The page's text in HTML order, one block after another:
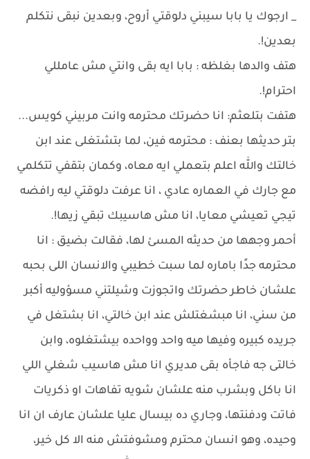
_ ارجوك يا بابا سيبني دلوقتي أروح، وبعدين نبقى نتكلم
بعدين!.
هتف والدها بغلظه : بابا ايه بقى وانتي مش عامللي
احترام!.
هتفت بتلعثم: انا حضرتك محترمه وانت مربيني كويس...
بتر حديثها بعنف : محترمه فين، لما بتشتغلى عند ابن
خالتك والله اعلم بتعملي ايه معاه، وكمان بتقفي تتكلمي
مع جارك في العماره عادي ، انا عرفت دلوقتي ليه رافضه
تيجي تعيشي معايا، انا مش هاسيبك تبقي زيها!.
أحمر وجهها من حديثه المسئ لها، فقالت بضيق : انا
محترمه جدًا باماره لما سبت خطيبي والانسان اللى بحبه
علشان خاطر حضرتك واتجوزت وشيلتني مسؤوليه أكبر
من سني، انا مبشغتلش عند ابن خالتي، انا بشتغل في
جريده كبيره وفيها ميه واحد وواحده بيشتغلوه، وابن
خالتى جه فاجأه بقى مديري انا مش هاسيب شغلي اللي
انا باكل وبشرب منه علشان شويه تفاهات او ذكريات
فاتت ودفنتها، وجاري ده بيسال عليا علشان عارف ان انا
وحيده، وهو انسان محترم ومشوفتش منه الا كل خير،